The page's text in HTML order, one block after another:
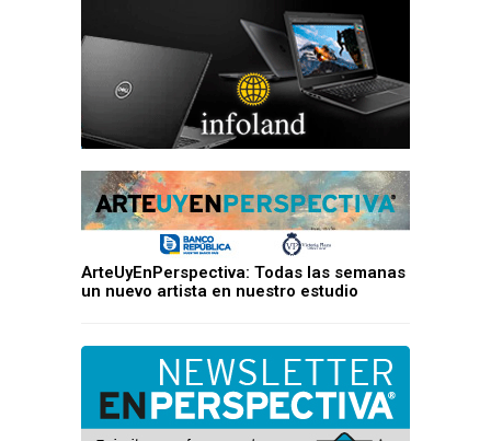
ArteUyEnPerspectiva: Todas las semanas
un nuevo artista en nuestro estudio